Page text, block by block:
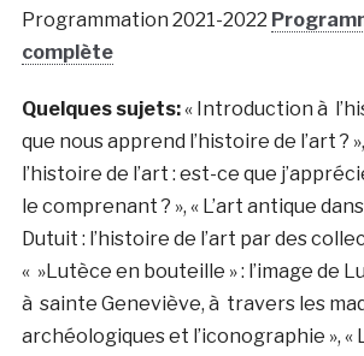
Programmation 2021-2022
complète
Quelques sujets:« Introduction à
que nous apprend l’histoire de l’art ?
l’histoire de l’art : est-ce que
le comprenant ? », « L’art antique
Dutuit : l’histoire de l’art par des
« »Lutèce en bouteille » : l’image de
à sainte Geneviève, à travers les
archéologiques et l’iconographie », «